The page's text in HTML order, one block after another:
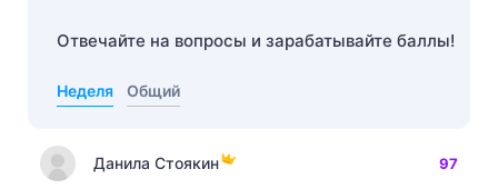
Отвечайте на вопросы и зарабатывайте баллы!
Неделя Общий
Данила Стоякин 97